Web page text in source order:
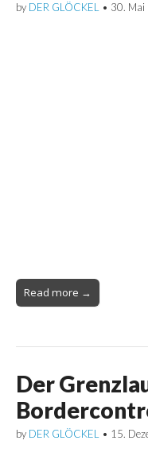
by DER GLÖCKEL • 30.
Read more →
Der
by DER GLÖCKEL • 15.